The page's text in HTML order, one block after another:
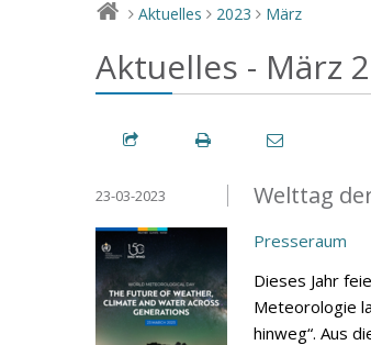
> Aktuelles > 2023 > März
Aktuelles - März
Welttag
23-03-2023
Presseraum
Dieses Jahr
Meteorologie
hinweg“. Aus